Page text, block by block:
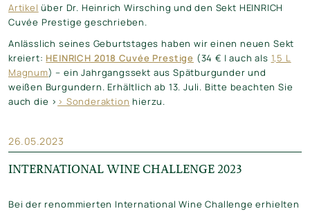
Artikel über Dr. Heinrich Wirsching und den Sekt HEINRICH
Cuvée Prestige geschrieben.
Anlässlich seines Geburtstages haben wir einen neuen Sekt
kreiert: HEINRICH 2018 Cuvée Prestige (34 € | auch als 1,5 L
Magnum) – ein Jahrgangssekt aus Spätburgunder und
weißen Burgundern. Erhältlich ab 13. Juli. Bitte beachten Sie
auch die > > Sonderaktion hierzu.
26.05.2023
INTERNATIONAL WINE CHALLENGE 2023
Bei der renommierten International Wine Challenge erhielten